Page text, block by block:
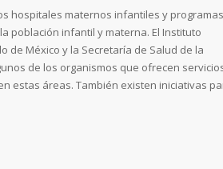
hospitales maternos infantiles y programas
población infantil y materna. El Instituto
de México y la Secretaría de Salud de la
de los organismos que ofrecen
estas áreas. También existen iniciativas